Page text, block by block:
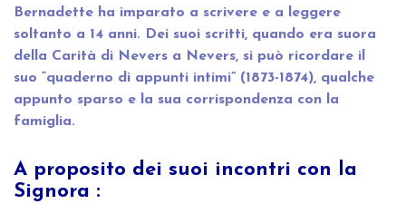
Bernadette ha imparato a scrivere e a leggere
soltanto a 14 anni. Dei suoi scritti, quando era suora
della Carità di Nevers a Nevers, si può ricordare il
suo “quaderno di appunti intimi” (1873-1874), qualche
appunto sparso e la sua corrispondenza con la
famiglia.
A proposito dei suoi incontri con la
Signora :